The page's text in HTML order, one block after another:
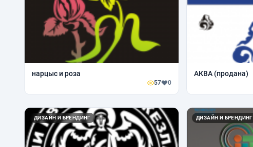
нарцыс и роза
57 0
АКВА (продана)
ДИЗАЙН И БРЕНДИНГ ДИЗАЙН И БРЕНДИНГ